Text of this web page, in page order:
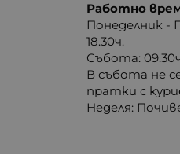
Работно
Понеделник -
18.30ч.
Събота:
В събота не
пратки с
Неделя: